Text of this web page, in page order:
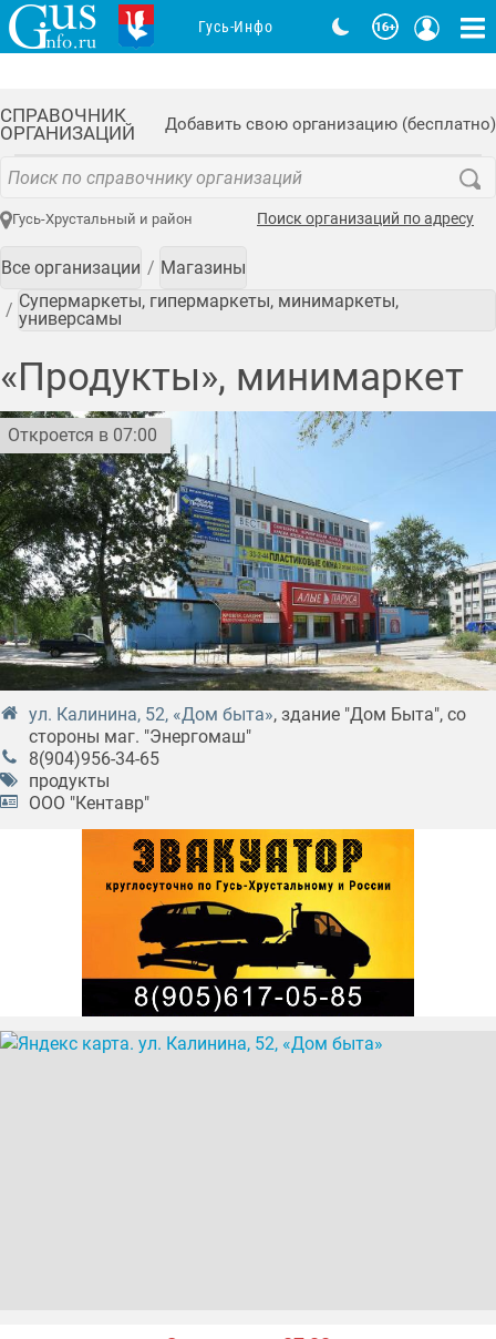
СПРАВОЧНИК
ОРГАНИЗАЦИЙ
Добавить свою организацию (бесплатно)
Гусь-Хрустальный и район Поиск организаций по адресу
Все организации
Магазины
Супермаркеты, гипермаркеты, минимаркеты,
универсамы
«Продукты», минимаркет
Откроется в 07:00
ул. Калинина, 52, «Дом быта», здание "Дом Быта", со
стороны маг. "Энергомаш"
8(904)956-34-65
продукты
ООО "Кентавр"
Гусь-Инфо